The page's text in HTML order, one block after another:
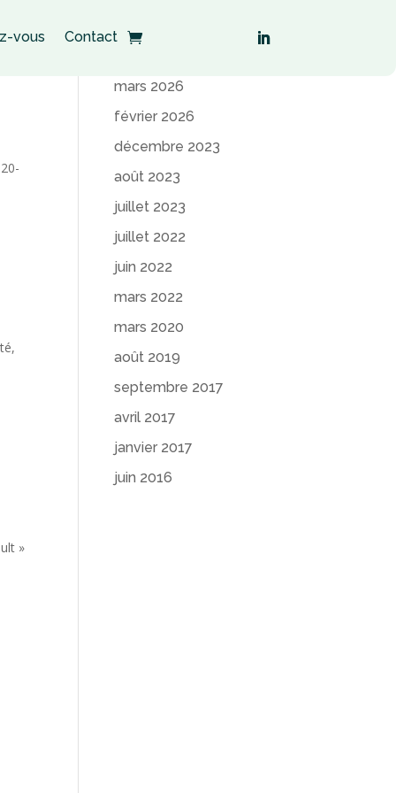
vous Contact
»
mars 2026
février 2026
décembre 2023
août 2023
juillet 2023
juillet 2022
juin 2022
mars 2022
mars 2020
août 2019
septembre 2017
avril 2017
janvier 2017
juin 2016